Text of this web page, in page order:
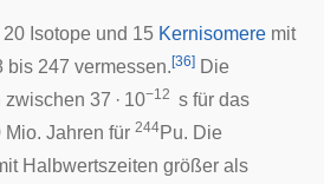
Isotope und 15 Kernisomere mit
bis 247 vermessen. [36] Die
zwischen 37 · 10−12 s für das
Mio. Jahren für 244Pu. Die
Halbwertszeiten größer als